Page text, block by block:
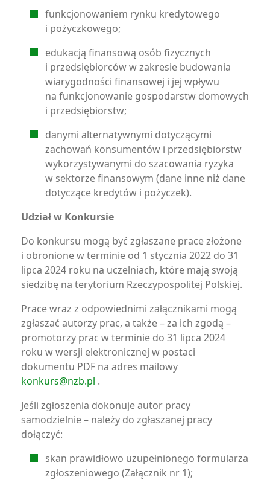
funkcjonowaniem rynku kredytowego
i pożyczkowego;
edukacją finansową osób fizycznych
i przedsiębiorców w zakresie budowania
wiarygodności finansowej i jej wpływu
na funkcjonowanie gospodarstw domowych
i przedsiębiorstw;
danymi alternatywnymi dotyczącymi
zachowań konsumentów i przedsiębiorstw
wykorzystywanymi do szacowania ryzyka
w sektorze finansowym (dane inne niż dane
dotyczące kredytów i pożyczek).
Udział w Konkursie
Do konkursu mogą być zgłaszane prace złożone
i obronione w terminie od 1 stycznia 2022 do 31
lipca 2024 roku na uczelniach, które mają swoją
siedzibę na terytorium Rzeczypospolitej Polskiej.
Prace wraz z odpowiednimi załącznikami mogą
zgłaszać autorzy prac, a także – za ich zgodą –
promotorzy prac w terminie do 31 lipca 2024
roku w wersji elektronicznej w postaci
dokumentu PDF na adres mailowy
konkurs@nzb.pl .
Jeśli zgłoszenia dokonuje autor pracy
samodzielnie – należy do zgłaszanej pracy
dołączyć:
skan prawidłowo uzupełnionego formularza
zgłoszeniowego (Załącznik nr 1);